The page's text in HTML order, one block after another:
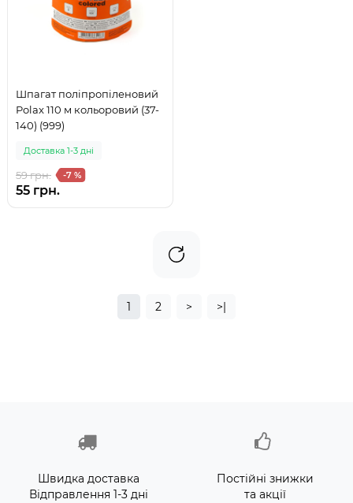
Шпагат поліпропіленовий
Polax 110 м кольоровий (37-
140) (999)
Доставка 1-3 дні
59 грн. -7 %
55 грн.
1 2 > >|
Швидка доставка
Відправлення 1-3 дні
Постійні знижки
та акції